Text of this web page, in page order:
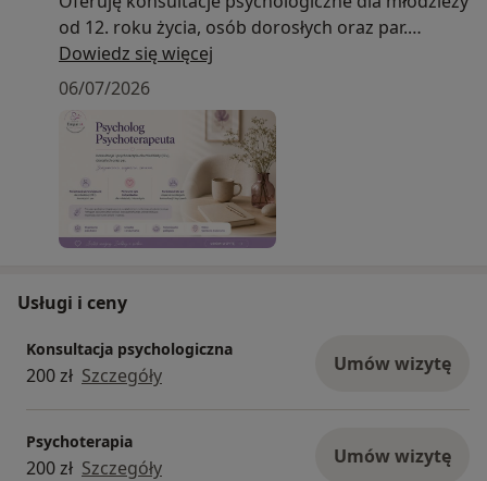
od 12. roku życia, osób dorosłych oraz par.
Prowadzę również psychoterapię indywidualną.
Pracuję w nurcie integracyjnym, czerpiąc między
innymi z podejścia psychodynamicznego. W
swojej pracy pomagam lepiej zrozumieć
przeżywane emocje, doświadczenia oraz wzorce
funkcjonowania w relacjach, wspierając
pacjentów w procesie zmiany i rozwoju.
Dowiedz się więcej
06/07/2026
Usługi i ceny
Konsultacja psychologiczna
200 zł Szczegóły Umów wizytę
Psychoterapia
200 zł Szczegóły Umów wizytę